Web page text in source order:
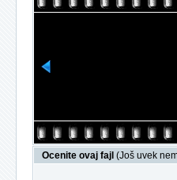
Ocenite ovaj fajl (Još uvek